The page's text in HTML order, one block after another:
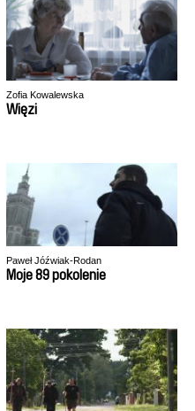
Zofia Kowalewska
Więzi
Paweł Jóźwiak-Rodan
Moje 89 pokolenie